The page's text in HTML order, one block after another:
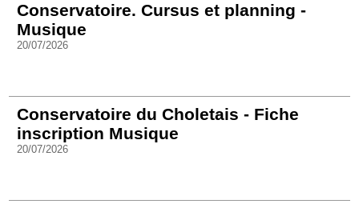
Conservatoire. Cursus et planning -
Musique
20/07/2026
Conservatoire du Choletais - Fiche
inscription Musique
20/07/2026